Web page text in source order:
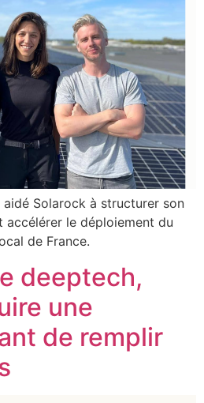
Solarock à structurer son
accélérer le déploiement du
de France.
deeptech,
une
de remplir